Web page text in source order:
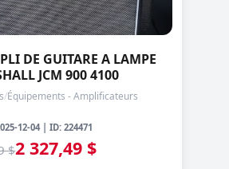
DE GUITARE A LAMPE
JCM 900 4100
/Équipements - Amplificateurs
12-04 | ID: 224471
$2 327,49 $